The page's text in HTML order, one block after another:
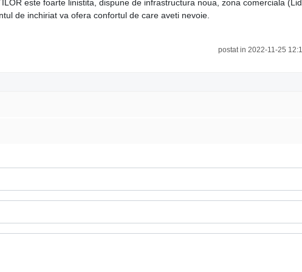
este foarte linistita, dispune de infrastructura noua, zona comerciala
de inchiriat va ofera confortul de care aveti nevoie.
postat in 2022-11-25